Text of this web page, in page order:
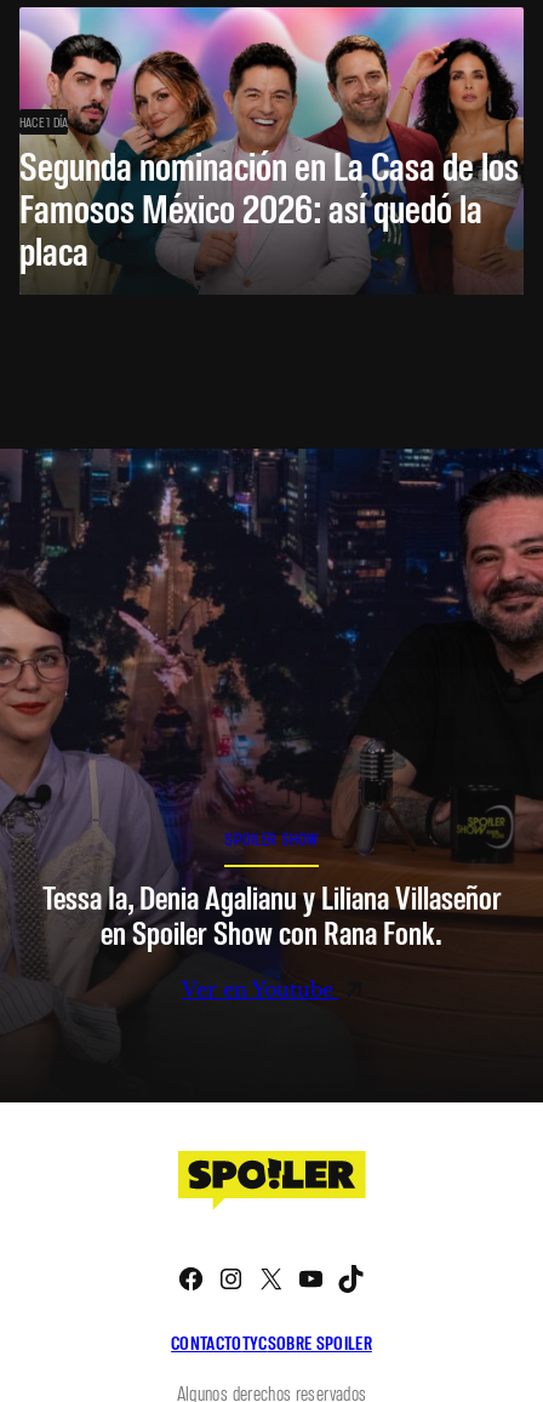
HACE 1 DÍA
Segunda nominación en La Casa de los
Famosos México 2026: así quedó la
placa
SPOILER SHOW
Tessa Ia, Denia Agalianu y Liliana Villaseñor
en Spoiler Show con Rana Fonk.
Ver en Youtube
CONTACTOTYCSOBRE SPOILER
Facebook
Instagram
X YouTube
Algunos derechos reservados